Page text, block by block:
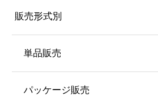
販売形式別
単品販売
パッケージ販売